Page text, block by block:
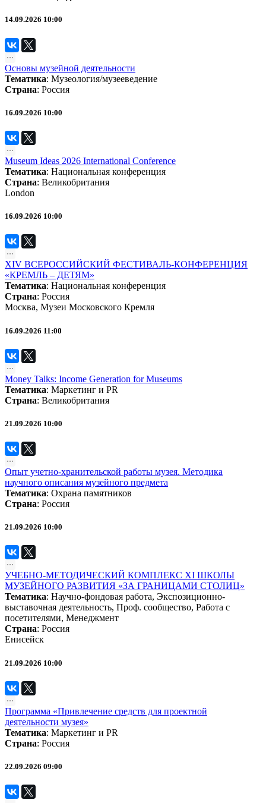
14.09.2026 10:00
Основы музейной деятельности
Тематика: Музеология/музееведение
Страна: Россия
16.09.2026 10:00
Museum Ideas 2026 International Conference
Тематика: Национальная конференция
Страна: Великобритания
London
16.09.2026 10:00
XIV ВСЕРОССИЙСКИЙ ФЕСТИВАЛЬ-КОНФЕРЕНЦИЯ
«КРЕМЛЬ – ДЕТЯМ»
Тематика: Национальная конференция
Страна: Россия
Москва, Музеи Московского Кремля
16.09.2026 11:00
Money Talks: Income Generation for Museums
Тематика: Маркетинг и PR
Страна: Великобритания
21.09.2026 10:00
Опыт учетно-хранительской работы музея. Методика
научного описания музейного предмета
Тематика: Охрана памятников
Страна: Россия
21.09.2026 10:00
УЧЕБНО-МЕТОДИЧЕСКИЙ КОМПЛЕКС XI ШКОЛЫ
МУЗЕЙНОГО РАЗВИТИЯ «ЗА ГРАНИЦАМИ СТОЛИЦ»
Тематика: Научно-фондовая работа, Экспозиционно-
выставочная деятельность, Проф. сообщество, Работа с
посетителями, Менеджмент
Страна: Россия
Енисейск
21.09.2026 10:00
Программа «Привлечение средств для проектной
деятельности музея»
Тематика: Маркетинг и PR
Страна: Россия
22.09.2026 09:00